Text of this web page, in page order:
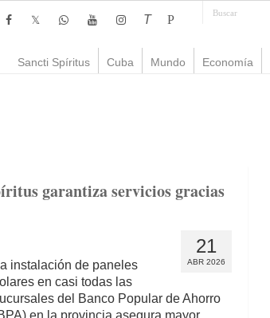
T P
Sancti Spíritus Cuba Mundo Economía
garantiza servicios gracias
21
ABR 2026
instalación de paneles
en casi todas las
del Banco Popular de Ahorro
en la provincia asegura mayor